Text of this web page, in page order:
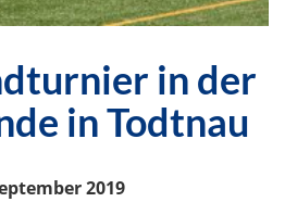
in der
in Todtnau
2019